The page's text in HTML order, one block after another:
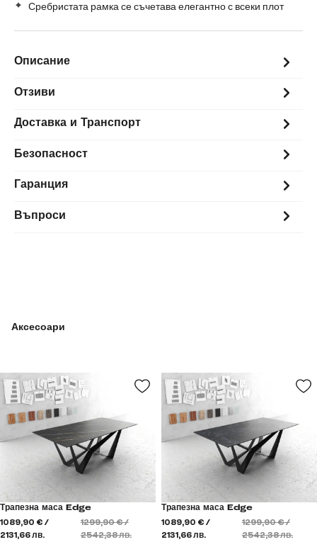
Сребристата рамка се съчетава елегантно с всеки плот
Описание
Отзиви
Доставка и Транспорт
Безопасност
Гаранция
Въпроси
Аксесоари
Трапезна маса Edge
1089,90 € /
2131,66 лв.
1299,90 € /
2542,38 лв.
Трапезна маса Edge
1089,90 € /
2131,66 лв.
1299,90 € /
2542,38 лв.